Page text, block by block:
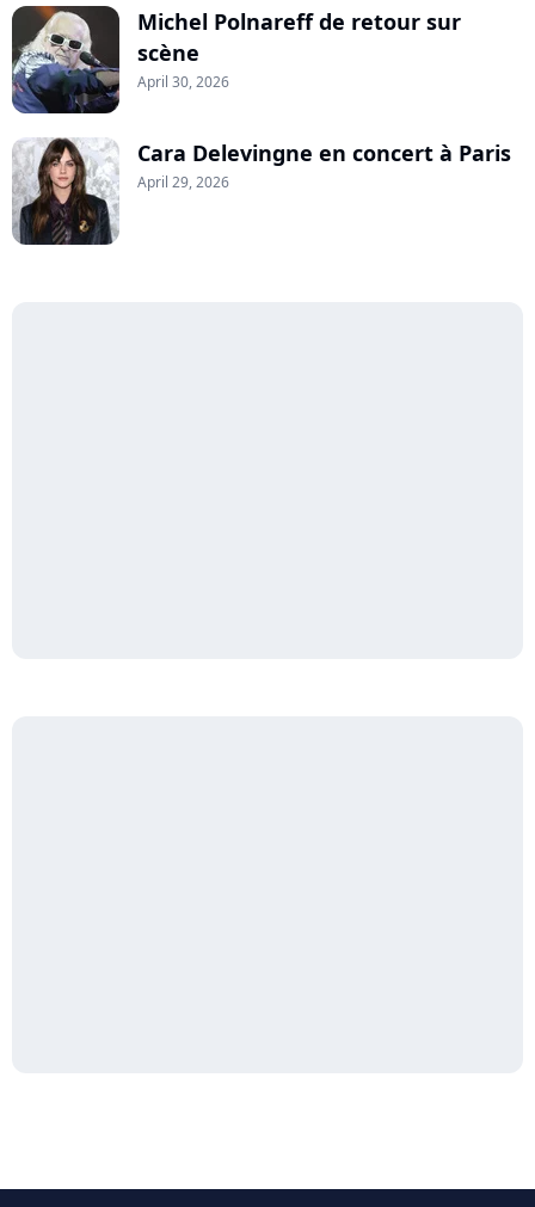
Michel Polnareff de retour sur
scène
April 30, 2026
Cara Delevingne en concert à Paris
April 29, 2026